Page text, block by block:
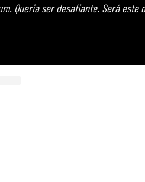
Queria ser desafiante. Será